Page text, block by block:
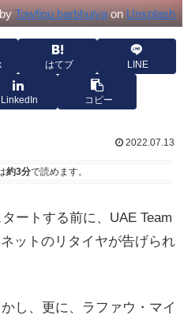
Towfiqu barbhuiyaonUnsplash
はてブ LINE
LinkedIn コピー
2022.07.13
約3分で読めます。
ートする前に、UAE Team
ットのリタイヤが告げられ
し、更に、ラファウ・マイ